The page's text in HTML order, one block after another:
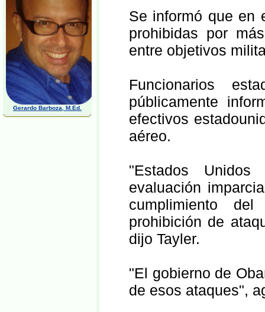
Gerardo Barboza, M.Ed.
Se informó que en
prohibidas por
entre objetivos
Funcionarios
públicamente
efectivos
aéreo.
"Estados Unidos
evaluación
cumplimiento
prohibición de
dijo Tayler.
"El gobierno de
de esos ataques",